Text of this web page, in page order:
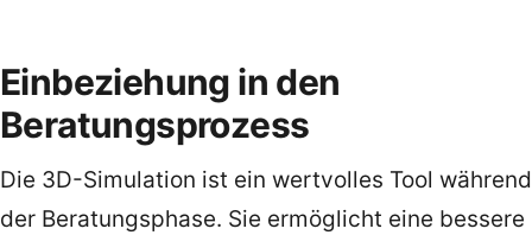
Einbeziehung in den
Beratungsprozess
Die 3D-Simulation ist ein wertvolles Tool während
der Beratungsphase. Sie ermöglicht eine bessere